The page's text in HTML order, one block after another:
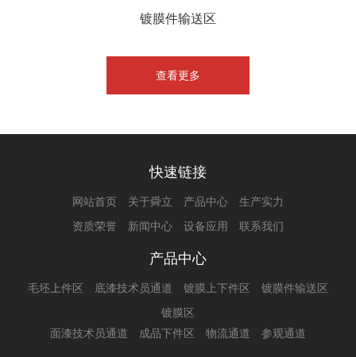
镀膜件输送区
查看更多
快速链接
网站首页 关于舜立 产品中心
生产实力
资质荣誉
新闻中心 设备应用 联系我们
产品中心
毛坯上件区 底漆技术员通道 镀膜上下件区
镀膜件输送区
镀膜区
面漆技术员通道
成品下件区 物流通道 参观通道